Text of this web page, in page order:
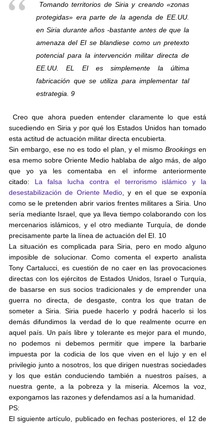
Tomando territorios de Siria y creando «zonas
protegidas» era parte de la agenda de EE.UU.
en Siria durante años -bastante antes de que la
amenaza del EI se blandiese como un pretexto
potencial para la intervención militar directa de
EE.UU. EL EI es simplemente la última
fabricación que se utiliza para implementar tal
estrategia. 9
Creo que ahora pueden entender claramente lo que está
sucediendo en Siria y por qué los Estados Unidos han tomado
esta actitud de actuación militar directa encubierta.
Sin embargo, ese no es todo el plan, y el mismo Brookingsen
esa memo sobre Oriente Medio hablaba de algo más, de algo
que yo ya les comentaba en el informe anteriormente
citado: La falsa lucha contra el terrorismo islámico y la
desestabilización de Oriente Medio, y en el que se exponía
como se le pretenden abrir varios frentes militares a Siria. Uno
sería mediante Israel, que ya lleva tiempo colaborando con los
mercenarios islámicos, y el otro mediante Turquía, de donde
precisamente parte la línea de actuación del EI. 10
La situación es complicada para Siria, pero en modo alguno
imposible de solucionar. Como comenta el experto analista
Tony Cartalucci, es cuestión de no caer en las provocaciones
directas con los ejércitos de Estados Unidos, Israel o Turquía,
de basarse en sus socios tradicionales y de emprender una
guerra no directa, de desgaste, contra los que tratan de
someter a Siria. Siria puede hacerlo y podrá hacerlo si los
demás difundimos la verdad de lo que realmente ocurre en
aquel país. Un país libre y tolerante es mejor para el mundo,
no podemos ni debemos permitir que impere la barbarie
impuesta por la codicia de los que viven en el lujo y en el
privilegio junto a nosotros, los que dirigen nuestras sociedades
y los que están conduciendo también a nuestros países, a
nuestra gente, a la pobreza y la miseria. Alcemos la voz,
expongamos las razones y defendamos así a la humanidad.
PS:
El siguiente artículo, publicado en fechas posteriores, el 12 de